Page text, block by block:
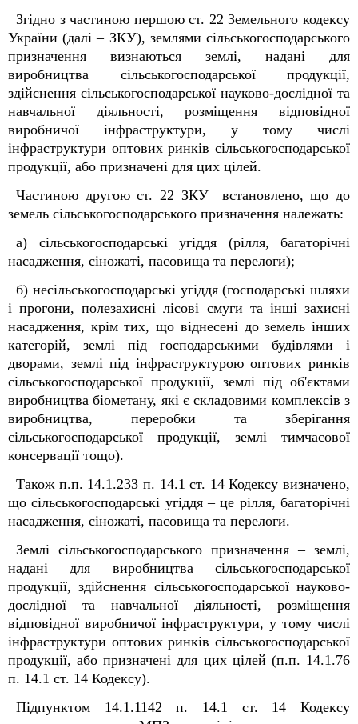
Згідно з частиною першою ст. 22 Земельного кодексу
України (далі – ЗКУ), землями сільськогосподарського
призначення визнаються землі, надані для
виробництва сільськогосподарської продукції,
здійснення сільськогосподарської науково-дослідної та
навчальної діяльності, розміщення відповідної
виробничої інфраструктури, у тому числі
інфраструктури оптових ринків сільськогосподарської
продукції, або призначені для цих цілей.
Частиною другою ст. 22 ЗКУ встановлено, що до
земель сільськогосподарського призначення належать:
а) сільськогосподарські угіддя (рілля, багаторічні
насадження, сіножаті, пасовища та перелоги);
б) несільськогосподарські угіддя (господарські шляхи
і прогони, полезахисні лісові смуги та інші захисні
насадження, крім тих, що віднесені до земель інших
категорій, землі під господарськими будівлями і
дворами, землі під інфраструктурою оптових ринків
сільськогосподарської продукції, землі під об'єктами
виробництва біометану, які є складовими комплексів з
виробництва, переробки та зберігання
сільськогосподарської продукції, землі тимчасової
консервації тощо).
Також п.п. 14.1.233 п. 14.1 ст. 14 Кодексу визначено,
що сільськогосподарські угіддя – це рілля, багаторічні
насадження, сіножаті, пасовища та перелоги.
Землі сільськогосподарського призначення – землі,
надані для виробництва сільськогосподарської
продукції, здійснення сільськогосподарської науково-
дослідної та навчальної діяльності, розміщення
відповідної виробничої інфраструктури, у тому числі
інфраструктури оптових ринків сільськогосподарської
продукції, або призначені для цих цілей (п.п. 14.1.76
п. 14.1 ст. 14 Кодексу).
Підпунктом 14.1.1142 п. 14.1 ст. 14 Кодексу